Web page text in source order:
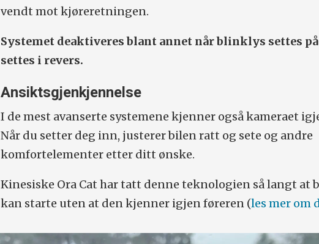
vendt mot kjøreretningen.
Systemet deaktiveres blant annet når blinklys settes
settes i revers.
Ansiktsgjenkjennelse
I de mest avanserte systemene kjenner også kameraet
Når du setter deg inn, justerer bilen ratt og sete og andre
komfortelementer etter ditt ønske.
Kinesiske Ora Cat har tatt denne teknologien så langt at
kan starte uten at den kjenner igjen føreren (les mer om